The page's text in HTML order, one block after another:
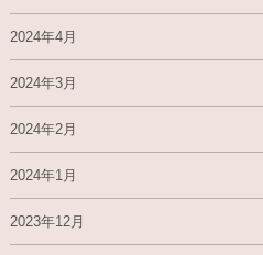
2024年4月
2024年3月
2024年2月
2024年1月
2023年12月